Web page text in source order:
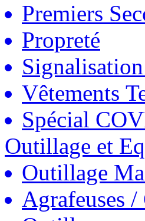
Premiers
Propreté
Vêtements
Spécial
Outillage et
Outillage
Agrafeuses /